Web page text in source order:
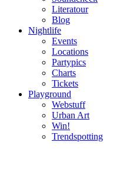
Literatour
Blog
Nightlife
Events
Locations
Partypics
Charts
Tickets
Playground
Webstuff
Urban Art
Win!
Trendspotting